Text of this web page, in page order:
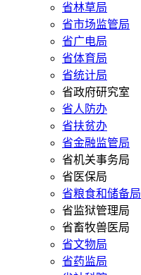
省林草局
省市场监管局
省广电局
省体育局
省统计局
省政府研究室
省人防办
省扶贫办
省金融监管局
省机关事务局
省医保局
省粮食和储备局
省监狱管理局
省畜牧兽医局
省文物局
省药监局